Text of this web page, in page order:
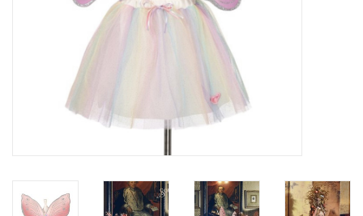
Theaterkostuums
Arlekino: Lessen,
Vakantiestages DANS &
Choreografie